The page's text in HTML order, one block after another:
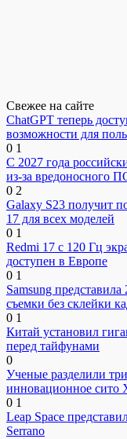
Свежее на сайте
ChatGPT теперь
возможности для
0 1
С 2027 года
из-за вредоносного
0 2
Galaxy S23 получит
17 для всех моделей
0 1
Redmi 17 с 120 Гц
доступен в Европе
0 1
Samsung
съемки без склейки
0 1
Китай установил
перед тайфунами
0
Ученые разделили
инновационное сито
0 1
Leap Space
Serrano